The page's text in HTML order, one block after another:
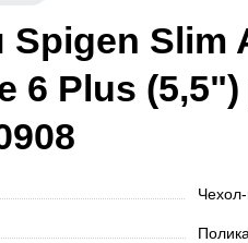
Spigen Slim
6 Plus